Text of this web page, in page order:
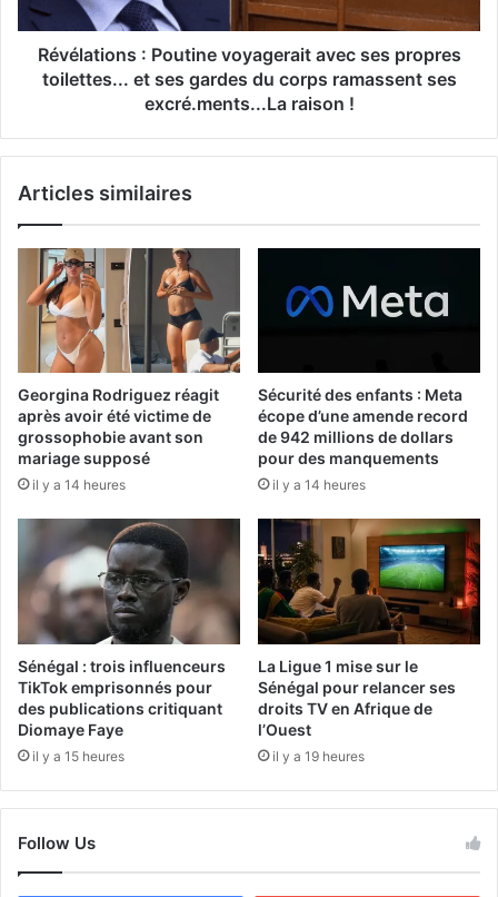
Révélations : Poutine voyagerait avec ses propres
toilettes... et ses gardes du corps ramassent ses
excré.ments...La raison !
Articles similaires
Georgina Rodriguez réagit
après avoir été victime de
grossophobie avant son
mariage supposé
il y a 14 heures
Sécurité des enfants : Meta
écope d’une amende record
de 942 millions de dollars
pour des manquements
il y a 14 heures
Sénégal : trois influenceurs
TikTok emprisonnés pour
des publications critiquant
Diomaye Faye
il y a 15 heures
La Ligue 1 mise sur le
Sénégal pour relancer ses
droits TV en Afrique de
l’Ouest
il y a 19 heures
Follow Us